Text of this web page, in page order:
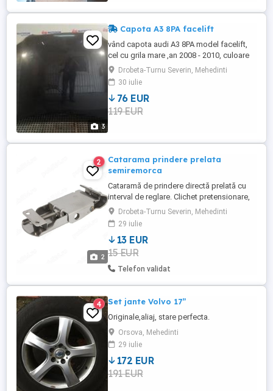
3
Capota A3 8PA facelift
vând capota audi A3 8PA model facelift,
cel cu grila mare ,an 2008 - 2010, culoare
este lava Grey ( LZ7L), necesita revopsit
pentru ca este crapata vopseaua pe ea,
asa a fost pe mașina, nu este lovita.
Drobeta-Turnu Severin, Mehedinti
30 iulie
76 EUR
119 EUR
2
2
Catarama prindere prelata
semiremorca
Cataramă de prindere directă prelată cu
interval de reglare. Clichet pretensionare,
tensionare directă pentru prelată
semiremorcă
Drobeta-Turnu Severin, Mehedinti
29 iulie
13 EUR
15 EUR
Telefon validat
4 Set jante Volvo 17”
Originale,aliaj, stare perfecta.
Orsova, Mehedinti
29 iulie
172 EUR
191 EUR